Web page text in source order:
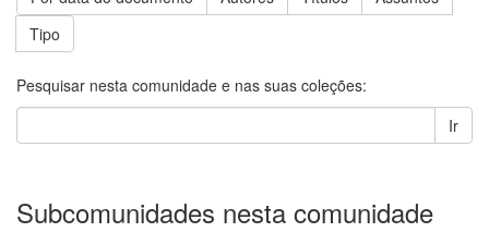
Tipo
Pesquisar nesta comunidade e nas suas coleções:
Ir
Subcomunidades nesta comunidade